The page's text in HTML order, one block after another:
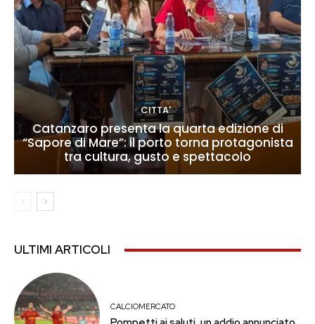
CITTA'
Catanzaro presenta la quarta edizione di
“Sapore di Mare”: il porto torna protagonista
tra cultura, gusto e spettacolo
ULTIMI ARTICOLI
CALCIOMERCATO